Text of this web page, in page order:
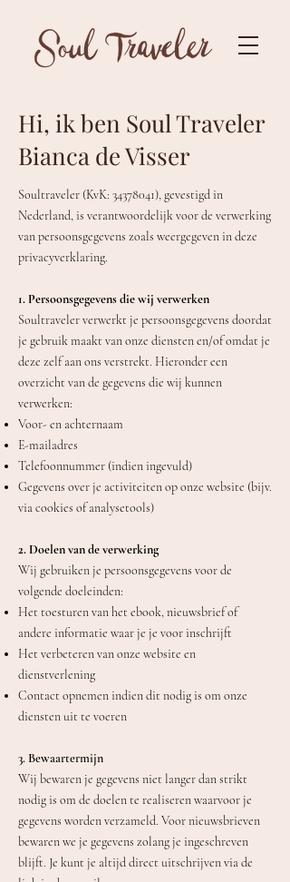
Hi, ik ben Soul Traveler
Bianca de Visser
Soultraveler (KvK: 34378041), gevestigd in
Nederland, is verantwoordelijk voor de verwerking
van persoonsgegevens zoals weergegeven in deze
privacyverklaring.
1. Persoonsgegevens die wij verwerken
Soultraveler verwerkt je persoonsgegevens doordat
je gebruik maakt van onze diensten en/of omdat je
deze zelf aan ons verstrekt. Hieronder een
overzicht van de gegevens die wij kunnen
verwerken:
Voor- en achternaam
E-mailadres
Telefoonnummer (indien ingevuld)
Gegevens over je activiteiten op onze website (bijv.
via cookies of analysetools)
2. Doelen van de verwerking
Wij gebruiken je persoonsgegevens voor de
volgende doeleinden:
Het toesturen van het ebook, nieuwsbrief of
andere informatie waar je je voor inschrijft
Het verbeteren van onze website en
dienstverlening
Contact opnemen indien dit nodig is om onze
diensten uit te voeren
3. Bewaartermijn
Wij bewaren je gegevens niet langer dan strikt
nodig is om de doelen te realiseren waarvoor je
gegevens worden verzameld. Voor nieuwsbrieven
bewaren we je gegevens zolang je ingeschreven
blijft. Je kunt je altijd direct uitschrijven via de